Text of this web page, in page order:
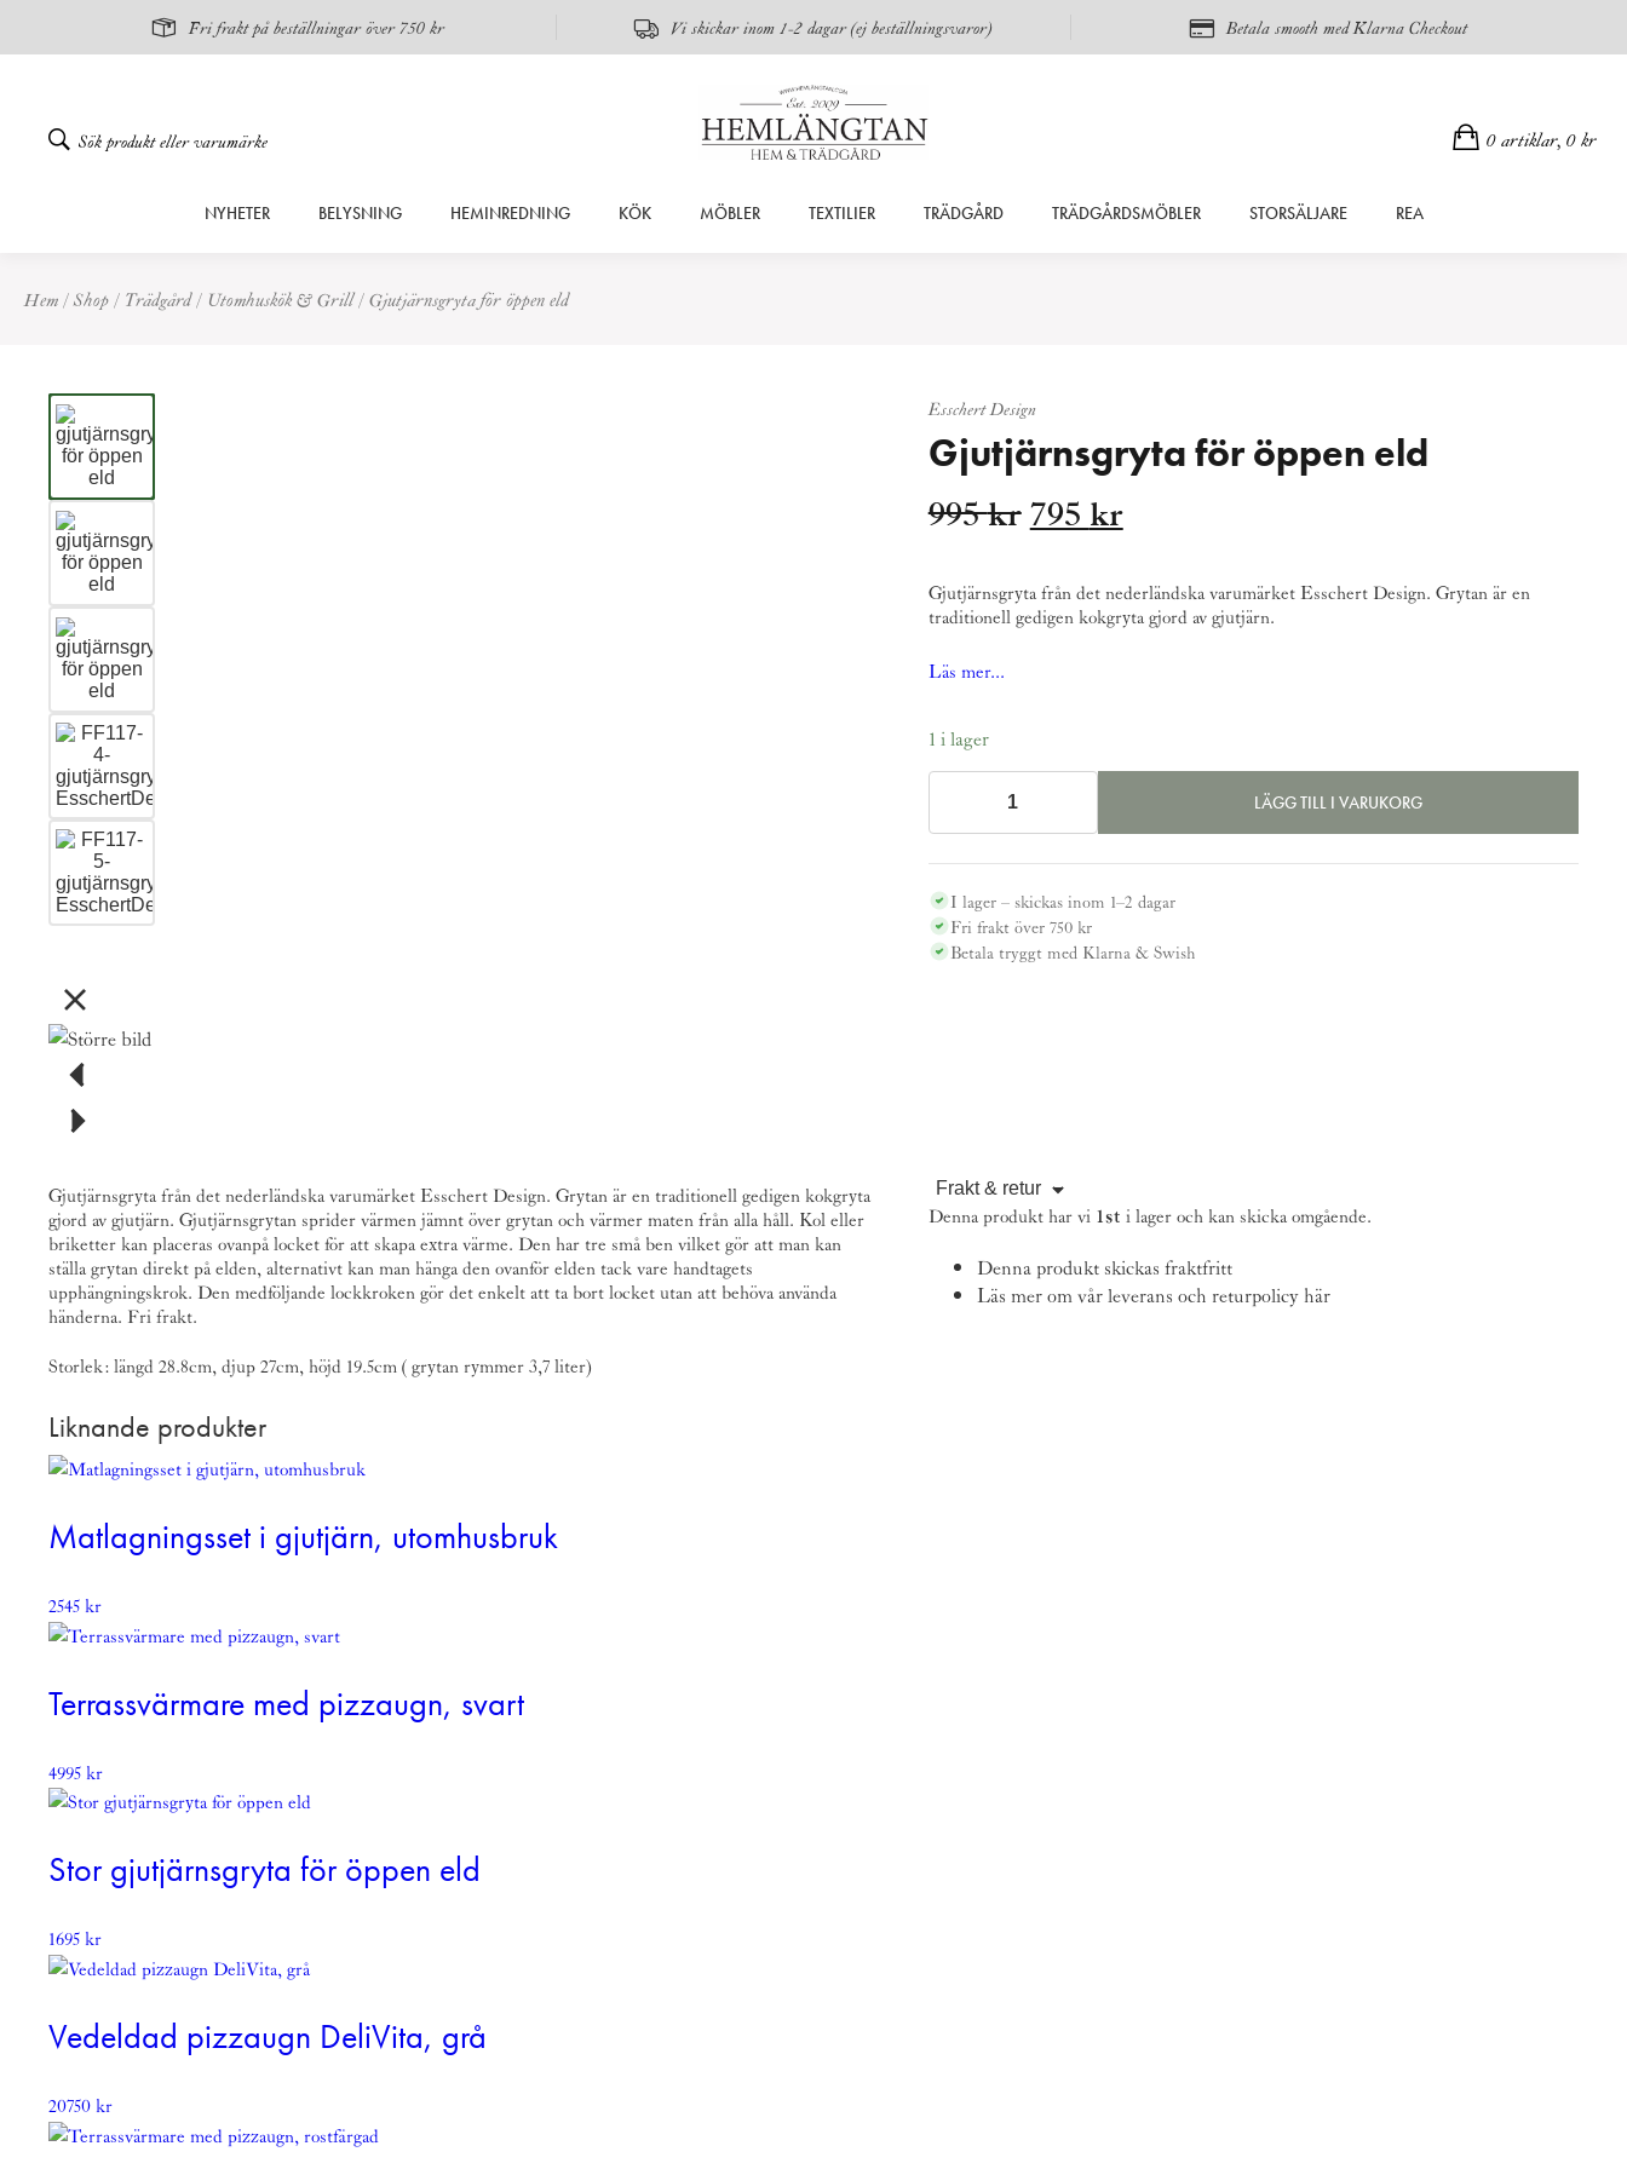
Fri frakt på beställningar över 750 kr Vi skickar inom 1-2 dagar (ej beställningsvaror) Betala smooth med Klarna Checkout
0 artiklar, 0kr
innehåll
NYHETER BELYSNING HEMINREDNING KÖK MÖBLER TEXTILIER TRÄDGÅRD TRÄDGÅRDSMÖBLER STORSÄLJARE REA
Hem/Shop/ Trädgård/ Utomhuskök & Grill/Gjutjärnsgryta för öppen eld
Esschert Design
Gjutjärnsgryta för öppen eld
995krDet
priset
795 krDet
priset
Gjutjärnsgryta från det nederländska varumärket Esschert Design. Grytan är en
traditionell gedigen kokgryta gjord av gjutjärn.
Läs mer...
1 i lager
Gjutjärnsgryta
för
öppen
eld
mängd
LÄGG TILL I VARUKORG
I lager – skickas inom 1–2 dagar
Fri frakt över 750 kr
Betala tryggt med Klarna & Swish
Gjutjärnsgryta från det nederländska varumärketEsschert Design. Grytan är en traditionell gedigen kokgryta
gjord av gjutjärn. Gjutjärnsgrytan sprider värmen jämnt över grytan och värmer maten från alla håll. Kol eller
briketter kan placeras ovanpå locket för att skapa extra värme. Den har tre små ben vilket gör att man kan
ställa grytan direkt på elden, alternativt kan man hänga den ovanför elden tack vare handtagets
upphängningskrok. Den medföljande lockkroken gör det enkelt att ta bort locket utan att behöva använda
händerna. Fri frakt.
Storlek: längd 28.8cm, djup 27cm, höjd 19.5cm ( grytan rymmer 3,7 liter)
Frakt & retur
Denna produkt har vi 1st i lager och kan skicka omgående.
Denna produkt skickas fraktfritt
Läs mer om vår leverans och returpolicyhär
Liknande produkter
Matlagningsset i gjutjärn, utomhusbruk
2545kr
Terrassvärmare med pizzaugn, svart
4995kr
Stor gjutjärnsgryta för öppen eld
1695kr
Vedeldad pizzaugn DeliVita, grå
20750kr